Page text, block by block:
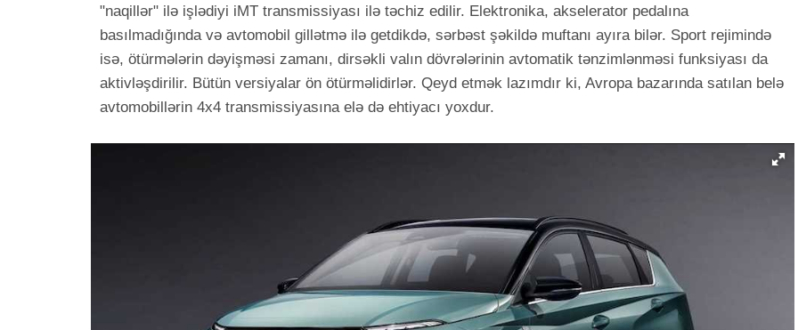
"naqillər" ilə işlədiyi iMT transmissiyası ilə təchiz edilir. Elektronika, akselerator pedalına
basılmadığında və avtomobil gillətmə ilə getdikdə, sərbəst şəkildə muftanı ayıra bilər. Sport rejimində
isə, ötürmələrin dəyişməsi zamanı, dirsəkli valın dövrələrinin avtomatik tənzimlənməsi funksiyası da
aktivləşdirilir. Bütün versiyalar ön ötürməlidirlər. Qeyd etmək lazımdır ki, Avropa bazarında satılan belə
avtomobillərin 4x4 transmissiyasına elə də ehtiyacı yoxdur.